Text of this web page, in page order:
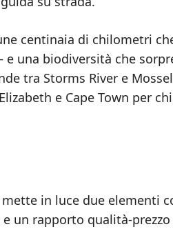
centinaia di chilometri
una biodiversità che
tra Storms River e
e Cape Town per
in luce due elementi
un rapporto qualità-